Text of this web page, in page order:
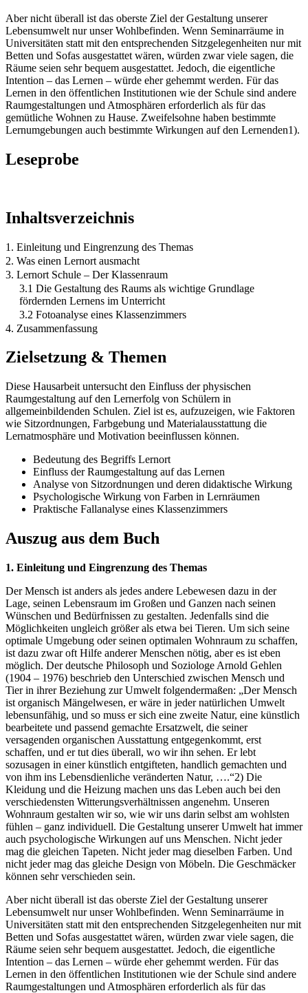
Aber nicht überall ist das oberste Ziel der Gestaltung unserer
Lebensumwelt nur unser Wohlbefinden. Wenn Seminarräume in
Universitäten statt mit den entsprechenden Sitzgelegenheiten nur mit
Betten und Sofas ausgestattet wären, würden zwar viele sagen, die
Räume seien sehr bequem ausgestattet. Jedoch, die eigentliche
Intention – das Lernen – würde eher gehemmt werden. Für das
Lernen in den öffentlichen Institutionen wie der Schule sind andere
Raumgestaltungen und Atmosphären erforderlich als für das
gemütliche Wohnen zu Hause. Zweifelsohne haben bestimmte
Lernumgebungen auch bestimmte Wirkungen auf den Lernenden1).
Leseprobe
Inhaltsverzeichnis
1. Einleitung und Eingrenzung des Themas
2. Was einen Lernort ausmacht
3. Lernort Schule – Der Klassenraum
3.1 Die Gestaltung des Raums als wichtige Grundlage
fördernden Lernens im Unterricht
3.2 Fotoanalyse eines Klassenzimmers
4. Zusammenfassung
Zielsetzung & Themen
Diese Hausarbeit untersucht den Einfluss der physischen
Raumgestaltung auf den Lernerfolg von Schülern in
allgemeinbildenden Schulen. Ziel ist es, aufzuzeigen, wie Faktoren
wie Sitzordnungen, Farbgebung und Materialausstattung die
Lernatmosphäre und Motivation beeinflussen können.
Bedeutung des Begriffs Lernort
Einfluss der Raumgestaltung auf das Lernen
Analyse von Sitzordnungen und deren didaktische Wirkung
Psychologische Wirkung von Farben in Lernräumen
Praktische Fallanalyse eines Klassenzimmers
Auszug aus dem Buch
1. Einleitung und Eingrenzung des Themas
Der Mensch ist anders als jedes andere Lebewesen dazu in der
Lage, seinen Lebensraum im Großen und Ganzen nach seinen
Wünschen und Bedürfnissen zu gestalten. Jedenfalls sind die
Möglichkeiten ungleich größer als etwa bei Tieren. Um sich seine
optimale Umgebung oder seinen optimalen Wohnraum zu schaffen,
ist dazu zwar oft Hilfe anderer Menschen nötig, aber es ist eben
möglich. Der deutsche Philosoph und Soziologe Arnold Gehlen
(1904 – 1976) beschrieb den Unterschied zwischen Mensch und
Tier in ihrer Beziehung zur Umwelt folgendermaßen: „Der Mensch
ist organisch Mängelwesen, er wäre in jeder natürlichen Umwelt
lebensunfähig, und so muss er sich eine zweite Natur, eine künstlich
bearbeitete und passend gemachte Ersatzwelt, die seiner
versagenden organischen Ausstattung entgegenkommt, erst
schaffen, und er tut dies überall, wo wir ihn sehen. Er lebt
sozusagen in einer künstlich entgifteten, handlich gemachten und
von ihm ins Lebensdienliche veränderten Natur, ….“2) Die
Kleidung und die Heizung machen uns das Leben auch bei den
verschiedensten Witterungsverhältnissen angenehm. Unseren
Wohnraum gestalten wir so, wie wir uns darin selbst am wohlsten
fühlen – ganz individuell. Die Gestaltung unserer Umwelt hat immer
auch psychologische Wirkungen auf uns Menschen. Nicht jeder
mag die gleichen Tapeten. Nicht jeder mag dieselben Farben. Und
nicht jeder mag das gleiche Design von Möbeln. Die Geschmäcker
können sehr verschieden sein.
Aber nicht überall ist das oberste Ziel der Gestaltung unserer
Lebensumwelt nur unser Wohlbefinden. Wenn Seminarräume in
Universitäten statt mit den entsprechenden Sitzgelegenheiten nur mit
Betten und Sofas ausgestattet wären, würden zwar viele sagen, die
Räume seien sehr bequem ausgestattet. Jedoch, die eigentliche
Intention – das Lernen – würde eher gehemmt werden. Für das
Lernen in den öffentlichen Institutionen wie der Schule sind andere
Raumgestaltungen und Atmosphären erforderlich als für das